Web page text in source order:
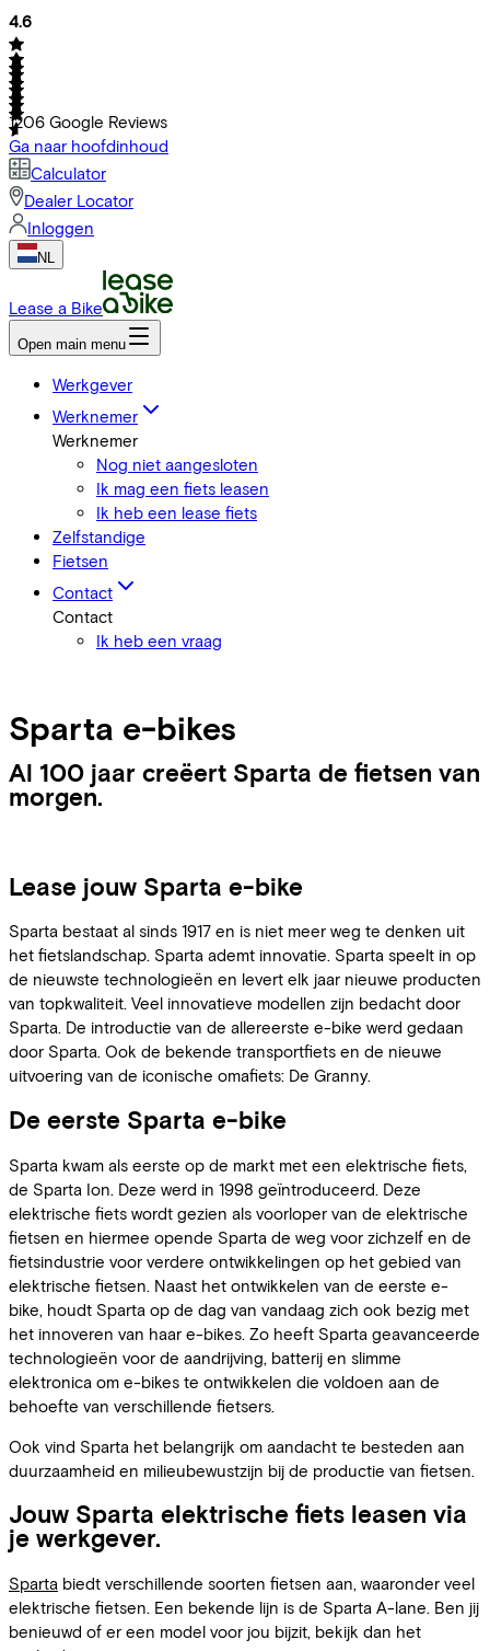
4.6
1206 Google Reviews
Ga naar hoofdinhoud
Calculator
Dealer Locator
Inloggen
NL
Lease a Bike
Open main menu
Werkgever
Werknemer
Werknemer
Nog niet aangesloten
Ik mag een fiets leasen
Ik heb een lease fiets
Zelfstandige
Fietsen
Contact
Contact
Ik heb een vraag
Sparta e-bikes
Al 100 jaar creëert Sparta de fietsen van
morgen.
Lease jouw Sparta e-bike
Sparta bestaat al sinds 1917 en is niet meer weg te denken uit
het fietslandschap. Sparta ademt innovatie. Sparta speelt in op
de nieuwste technologieën en levert elk jaar nieuwe producten
van topkwaliteit. Veel innovatieve modellen zijn bedacht door
Sparta. De introductie van de allereerste e-bike werd gedaan
door Sparta. Ook de bekende transportfiets en de nieuwe
uitvoering van de iconische omafiets: De Granny.
De eerste Sparta e-bike
Sparta kwam als eerste op de markt met een elektrische fiets,
de Sparta Ion. Deze werd in 1998 geïntroduceerd. Deze
elektrische fiets wordt gezien als voorloper van de elektrische
fietsen en hiermee opende Sparta de weg voor zichzelf en de
fietsindustrie voor verdere ontwikkelingen op het gebied van
elektrische fietsen. Naast het ontwikkelen van de eerste e-
bike, houdt Sparta op de dag van vandaag zich ook bezig met
het innoveren van haar e-bikes. Zo heeft Sparta geavanceerde
technologieën voor de aandrijving, batterij en slimme
elektronica om e-bikes te ontwikkelen die voldoen aan de
behoefte van verschillende fietsers.
Ook vind Sparta het belangrijk om aandacht te besteden aan
duurzaamheid en milieubewustzijn bij de productie van fietsen.
Jouw Sparta elektrische fiets leasen via
je werkgever.
Sparta biedt verschillende soorten fietsen aan, waaronder veel
elektrische fietsen. Een bekende lijn is de Sparta A-lane. Ben jij
benieuwd of er een model voor jou bijzit, bekijk dan het